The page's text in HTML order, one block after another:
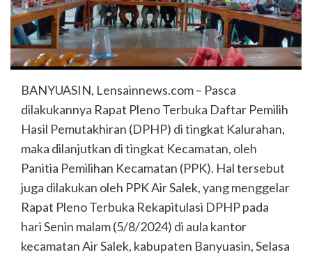
BANYUASIN, Lensainnews.com – Pasca
dilakukannya Rapat Pleno Terbuka Daftar Pemilih
Hasil Pemutakhiran (DPHP) di tingkat Kalurahan,
maka dilanjutkan di tingkat Kecamatan, oleh
Panitia Pemilihan Kecamatan (PPK). Hal tersebut
juga dilakukan oleh PPK Air Salek, yang menggelar
Rapat Pleno Terbuka Rekapitulasi DPHP pada
hari Senin malam (5/8/2024) di aula kantor
kecamatan Air Salek, kabupaten Banyuasin, Selasa